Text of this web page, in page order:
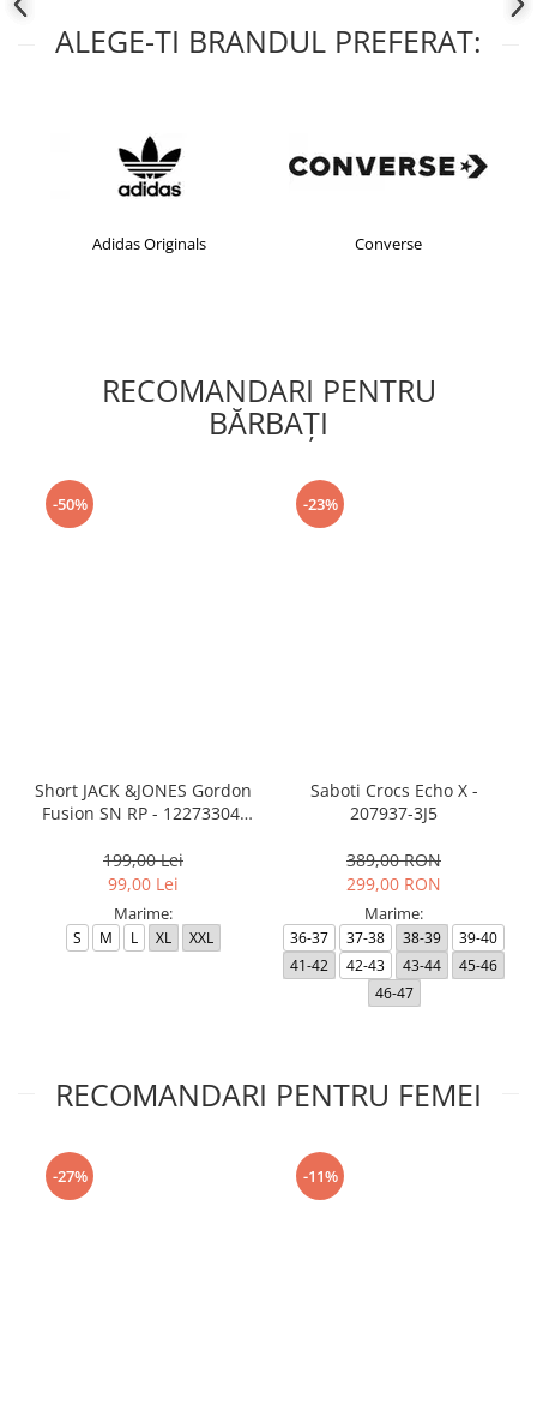
ALEGE-TI BRANDUL PREFERAT:
Adidas Originals Converse
RECOMANDARI PENTRU
BĂRBAŢI
-50%
Short JACK &JONES Gordon
Fusion SN RP - 12273304-
199,00 Lei
99,00 Lei
Marime:
S M L XL XXL
-23%
Saboti Crocs Echo X -
207937-3J5
389,00 RON
299,00 RON
Marime:
36-37 37-38 38-39
39-40
41-42
42-43 43-44
45-46
46-47
RECOMANDARI PENTRU FEMEI
-27% -11%